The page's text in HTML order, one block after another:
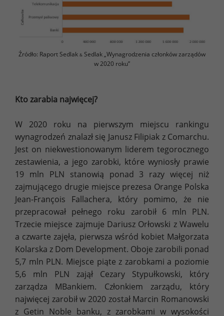
Źródło: Raport Sedlak & Sedlak „Wynagrodzenia członków zarządów
w 2020 roku”
Kto zarabia najwięcej?
W 2020 roku na pierwszym miejscu rankingu
wynagrodzeń znalazł się Janusz Filipiak z Comarchu.
Jest on niekwestionowanym liderem tegorocznego
zestawienia, a jego zarobki, które wyniosły prawie
19 mln PLN stanowią ponad 3 razy więcej niż
zajmującego drugie miejsce prezesa Orange Polska
Jean-François Fallachera, który pomimo, że nie
przepracował pełnego roku zarobił 6 mln PLN.
Trzecie miejsce zajmuje Dariusz Orłowski z Wawelu
a czwarte zajęła, pierwsza wśród kobiet Małgorzata
Kolarska z Dom Development. Oboje zarobili ponad
5,7 mln PLN. Miejsce piąte z zarobkami a poziomie
5,6 mln PLN zajął Cezary Stypułkowski, który
zarządza MBankiem. Członkiem zarządu, który
najwięcej zarobił w 2020 został Marcin Romanowski
z Getin Noble banku, z zarobkami w wysokości